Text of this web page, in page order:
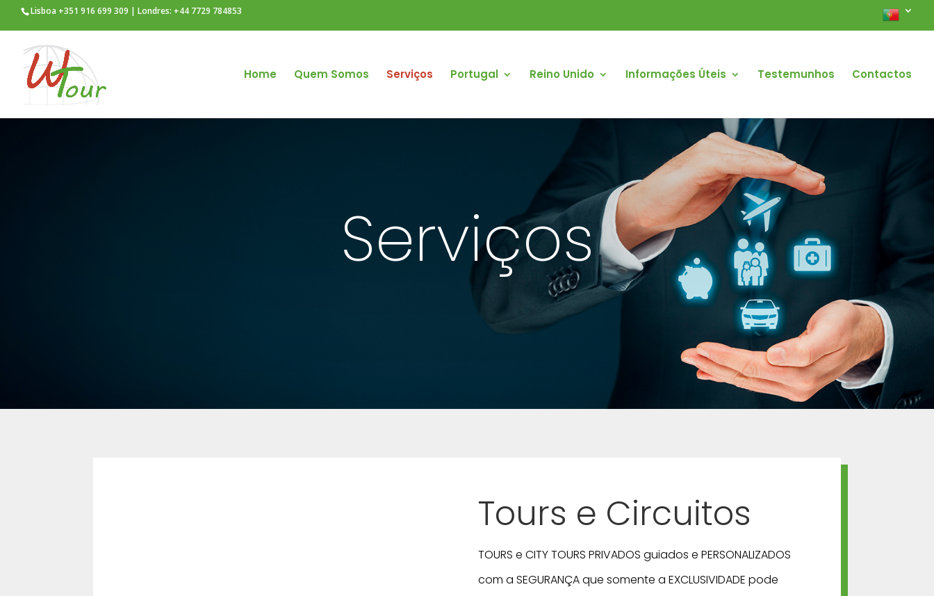
Lisboa +351 916 699 309 | Londres: +44 7729 784853
Home Quem Somos Serviços Portugal Reino Unido Informações Úteis Testemunhos Contactos
Serviços
Tours e Circuitos
TOURS e CITY TOURS PRIVADOS guiados e PERSONALIZADOS
com a SEGURANÇA que somente a EXCLUSIVIDADE pode